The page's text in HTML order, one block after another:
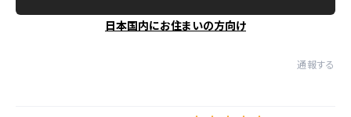
日本国内にお住まいの方向け
通報する